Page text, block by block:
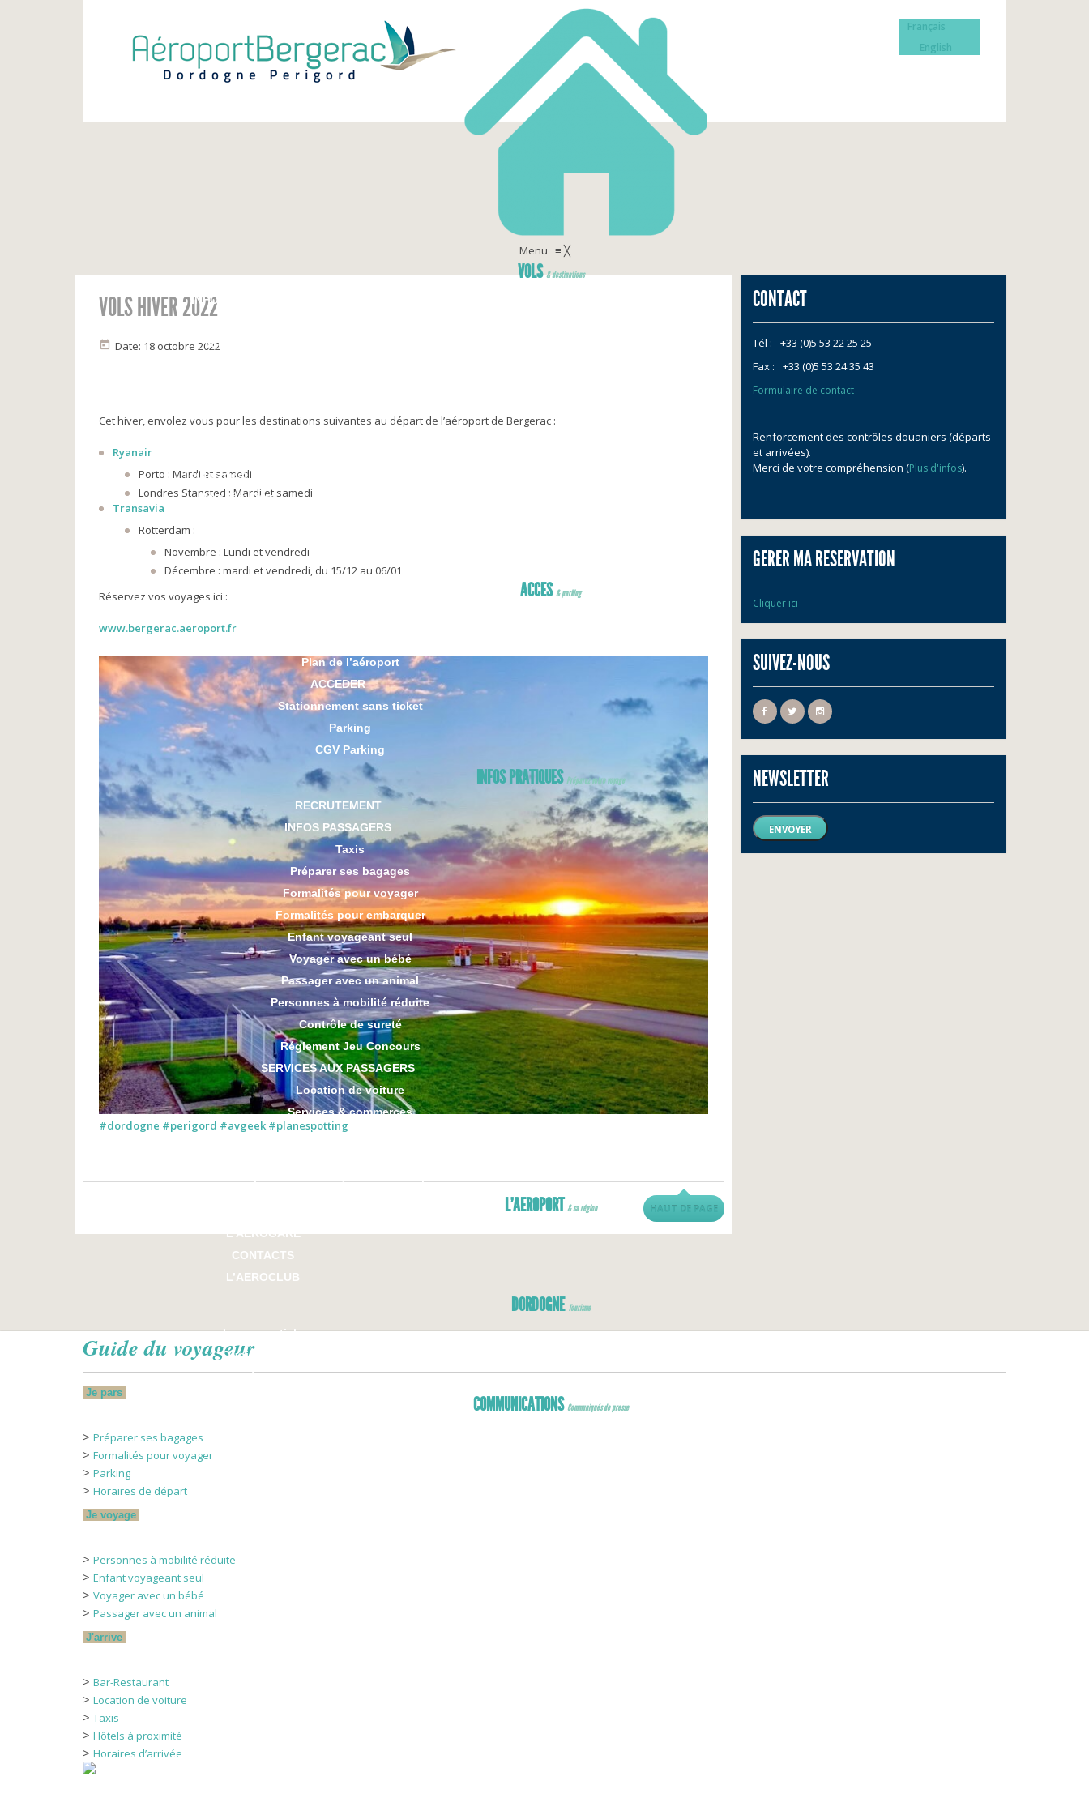
Français
English
Menu ≡╳
VOLS& destinations
INFOS VOLS
Vols du jour
Toutes destinations
Vols réguliers
ACCES & parking
Plan de l’aéroport
ACCEDER
Stationnement sans ticket
Parking
CGV Parking
INFOS PRATIQUES Préparez votre voyage
RECRUTEMENT
INFOS PASSAGERS
Taxis
Préparer ses bagages
Formalités pour voyager
Formalités pour embarquer
Enfant voyageant seul
Voyager avec un bébé
Passager avec un animal
Personnes à mobilité réduite
Contrôle de sureté
Réglement Jeu Concours
SERVICES AUX PASSAGERS
Location de voiture
Services & commerces
Hôtels à proximité
L’AEROPORT& sa région
L’AEROGARE
CONTACTS
L’AEROCLUB
DORDOGNE Tourisme
Les essentiels
Quoi de neuf ?
Dordogne Périgord Tourisme
COMMUNICATIONS Communiqués de presse
VOLS HIVER 2022
Date: 18 octobre 2022
Cet hiver, envolez vous pour les destinations suivantes au départ de l’aéroport de Bergerac :
Ryanair
Porto : Mardi et samedi
Londres Stansted : Mardi et samedi
Transavia
Rotterdam :
Novembre : Lundi et vendredi
Décembre : mardi et vendredi, du 15/12 au 06/01
Réservez vos voyages ici :
www.bergerac.aeroport.fr
#dordogne #perigord #avgeek #planespotting
HAUT DE PAGE
CONTACT
Tél :
+33 (0)5 53 22 25 25
Fax :
+33 (0)5 53 24 35 43
Formulaire de contact
Renforcement des contrôles douaniers (départs
et arrivées).
Merci de votre compréhension (Plus d'infos).
GERER MA RESERVATION
Cliquer ici
SUIVEZ-NOUS
NEWSLETTER
ENVOYER
Guide du voyageur
Je pars
> Préparer ses bagages
> Formalités pour voyager
> Parking
> Horaires de départ
Je voyage
> Personnes à mobilité réduite
> Enfant voyageant seul
> Voyager avec un bébé
> Passager avec un animal
J'arrive
> Bar-Restaurant
> Location de voiture
> Taxis
> Hôtels à proximité
> Horaires d’arrivée